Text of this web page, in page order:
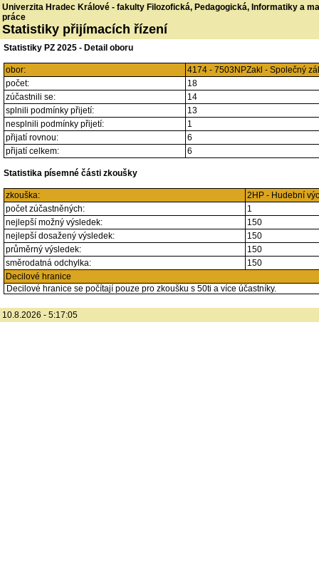
Univerzita Hradec Králové - fakulty Filozofická, Pedagogická, Informatiky a
práce
Statistiky přijímacích řízení
Statistiky PZ 2025 - Detail oboru
obor:
4174 - 7503NPZakl - Společný
počet:
18
zúčastnili se:
14
splnili podmínky přijetí:
13
nesplnili podmínky přijetí:
1
přijatí rovnou:
6
přijatí celkem:
6
Statistika písemné části zkoušky
zkouška:
2HP - Hudební
počet zúčastněných:
1
nejlepší možný výsledek:
150
nejlepší dosažený výsledek:
150
průměrný výsledek:
150
směrodatná odchylka:
150
Decilové hranice
Decilové hranice se počítají pouze pro zkoušku s 50ti a více účastníky.
10.8.2026 - 5:17:05